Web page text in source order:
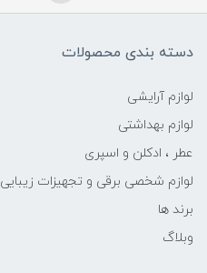
دسته بندی محصولات
لوازم آرایشی
لوازم بهداشتی
عطر ، ادکلن و اسپری
لوازم شخصی برقی و تجهیزات زیبایی
برند ها
وبلاگ